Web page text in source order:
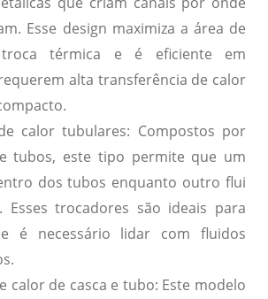
Esse design maximiza a área de
térmica e é eficiente em
alta transferência de calor
calor tubulares: Compostos por
tubos, este tipo permite que um
dos tubos enquanto outro flui
Esses trocadores são ideais para
é necessário lidar com fluidos
calor de casca e tubo: Este modelo